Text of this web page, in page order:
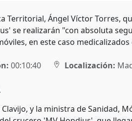
Territorial, Ángel Víctor Torres,
se realizarán "con absoluta
en este caso
00:10:40 Localización:
y la ministra de Sanidad,